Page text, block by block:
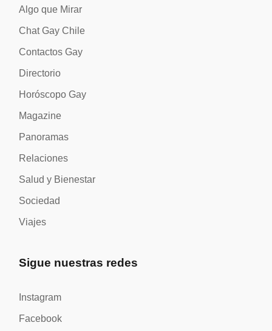
Algo que Mirar
Chat Gay Chile
Contactos Gay
Directorio
Horóscopo Gay
Magazine
Panoramas
Relaciones
Salud y Bienestar
Sociedad
Viajes
Sigue nuestras redes
Instagram
Facebook